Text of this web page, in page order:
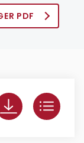
PDF